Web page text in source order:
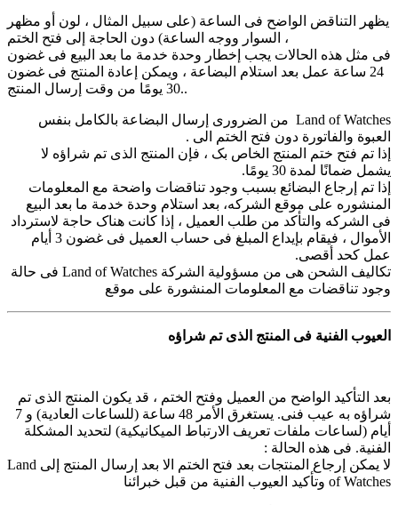
یظهر التناقض الواضح فی الساعة (على سبیل المثال ، لون أو مظهر
السوار ووجه الساعة) دون الحاجة إلى فتح الختم ،
فی مثل هذه الحالات یجب إخطار وحدة خدمة ما بعد البیع فی غضون
24 ساعة عمل بعد استلام البضاعة ، ویمکن إعادة المنتج فی غضون
30 یومًا من وقت إرسال المنتج..
Land of Watches من الضروری إرسال البضاعة بالکامل بنفس
العبوة والفاتورة دون فتح الختم الی .
إذا تم فتح ختم المنتج الخاص بک ، فإن المنتج الذی تم شراؤه لا
یشمل ضمانًا لمدة 30 یومًا.
إذا تم إرجاع البضائع بسبب وجود تناقضات واضحة مع المعلومات
المنشوره علی موقع الشرکه، بعد استلام وحدة خدمة ما بعد البیع
فی الشرکه والتأکد من طلب العمیل ، إذا کانت هناک حاجة لاسترداد
الأموال ، فیقام بإیداع المبلغ فی حساب العمیل فی غضون 3 أیام
عمل کحد أقصى.
تکالیف الشحن هی من مسؤولیة الشرکة Land of Watches فی حالة
وجود تناقضات مع المعلومات المنشورة على موقع
العیوب الفنیة فی المنتج الذی تم شراؤه
بعد التأکید الواضح من العمیل وفتح الختم ، قد یکون المنتج الذی تم
شراؤه به عیب فنی. یستغرق الأمر 48 ساعة (للساعات العادیة) و 7
أیام (لساعات ملفات تعریف الارتباط المیکانیکیة) لتحدید المشکلة
الفنیة. فی هذه الحالة :
لا یمکن إرجاع المنتجات بعد فتح الختم الا بعد إرسال المنتج إلى Land
of Watches وتأکید العیوب الفنیة من قبل خبرائنا